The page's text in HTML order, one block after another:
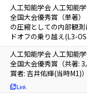
人工知能学会 人工知能
全国大会優秀賞（単著）
の圧縮としての内部観
ドオフの乗り越え(L3-
人工知能学会 人工知能
全国大会優秀賞（共著:
賞者: 吉井佑輝(当時M1)）